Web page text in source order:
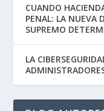
CUANDO
PENAL: LA NUEVA
SUPREMO
LA